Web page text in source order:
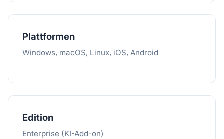
Plattformen
Windows, macOS, Linux, iOS, Android
Edition
Enterprise (KI-Add-on)